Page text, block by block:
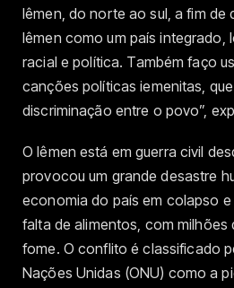
Iêmen, do norte ao sul, a fim de
Iêmen como um país integrado,
racial e política. Também faço
canções políticas iemenitas,
discriminação entre o povo”,
O Iêmen está em guerra civil
provocou um grande desastre
economia do país em colapso e
falta de alimentos, com milhões
fome. O conflito é classificado
Nações Unidas (ONU) como a